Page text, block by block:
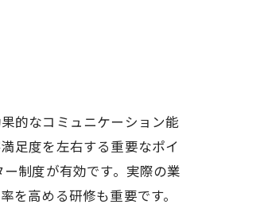
的なコミュニケーション能
足度を左右する重要なポイ
制度が有効です。実際の業
高める研修も重要です。